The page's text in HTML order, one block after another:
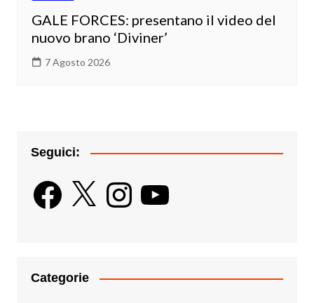
GALE FORCES: presentano il video del
nuovo brano ‘Diviner’
7 Agosto 2026
Seguici:
Facebook
X InstagramYouTube
Categorie